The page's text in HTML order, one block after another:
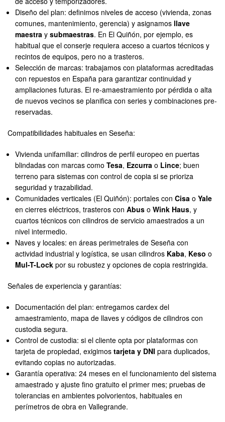
Diseño del plan: definimos niveles de acceso (vivienda, zonas
comunes, mantenimiento, gerencia) y asignamos llave
maestra ysubmaestras. En El Quiñón, por ejemplo, es
habitual que el conserje requiera acceso a cuartos técnicos y
recintos de equipos, pero no a trasteros.
Selección de marcas: trabajamos con plataformas acreditadas
con repuestos en España para garantizar continuidad y
ampliaciones futuras. El re-amaestramiento por pérdida o alta
de nuevos vecinos se planifica con series y combinaciones pre-
reservadas.
Compatibilidades habituales en Seseña:
Vivienda unifamiliar: cilindros de perfil europeo en puertas
blindadas con marcas comoTesa, Ezcurra o Lince; buen
terreno para sistemas con control de copia si se prioriza
seguridad y trazabilidad.
Comunidades verticales (El Quiñón): portales conCisa oYale
en cierres eléctricos, trasteros conAbus oWink Haus, y
cuartos técnicos con cilindros de servicio amaestrados a un
nivel intermedio.
Naves y locales: en áreas perimetrales de Seseña con
actividad industrial y logística, se usan cilindros Kaba, Keso o
Mul-T-Lock por su robustez y opciones de copia restringida.
Señales de experiencia y garantías:
Documentación del plan: entregamos cardex del
amaestramiento, mapa de llaves y códigos de cilindros con
custodia segura.
Control de custodia: si el cliente opta por plataformas con
tarjeta de propiedad, exigimostarjeta y DNI para duplicados,
evitando copias no autorizadas.
Garantía operativa: 24 meses en el funcionamiento del sistema
amaestrado y ajuste fino gratuito el primer mes; pruebas de
tolerancias en ambientes polvorientos, habituales en
perímetros de obra en Vallegrande.